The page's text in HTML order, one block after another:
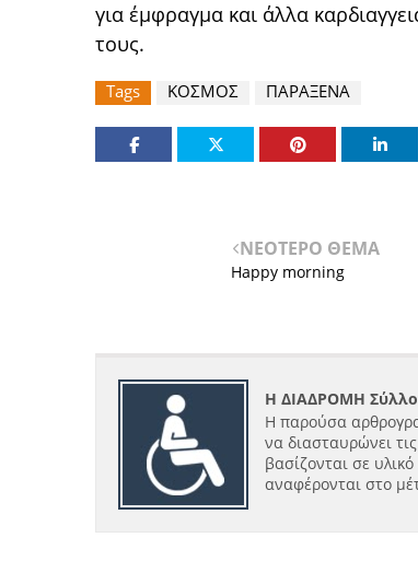
για έμφραγμα και άλλα
τους.
Tags ΚΟΣΜΟΣ ΠΑΡΑΞΕΝΑ
ΝΕΟΤΕΡΟ ΘΕΜΑ
Happy morning
Η ΔΙΑΔΡΟΜΗ
Η παρούσα
να διασταυρώνει
βασίζονται σε
αναφέρονται στο